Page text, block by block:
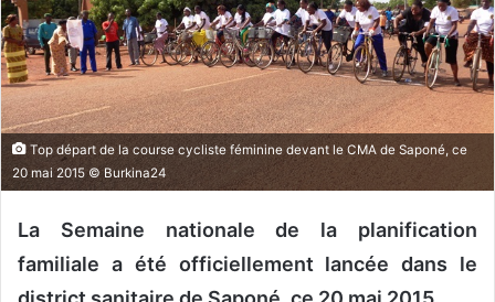
e
r
u
c
u
r
e
Top départ de la course cycliste féminine devant le CMA de Saponé, ce
20 mai 2015 © Burkina24
La Semaine nationale de la planification
familiale a été officiellement lancée dans le